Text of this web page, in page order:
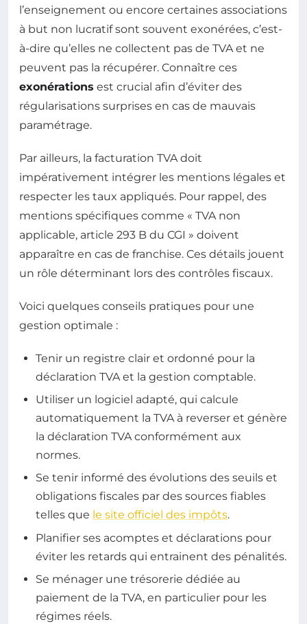
l’enseignement ou encore certaines associations
à but non lucratif sont souvent exonérées, c’est-
à-dire qu’elles ne collectent pas de TVA et ne
peuvent pas la récupérer. Connaître ces
exonérations est crucial afin d’éviter des
régularisations surprises en cas de mauvais
paramétrage.
Par ailleurs, la facturation TVA doit
impérativement intégrer les mentions légales et
respecter les taux appliqués. Pour rappel, des
mentions spécifiques comme « TVA non
applicable, article 293 B du CGI » doivent
apparaître en cas de franchise. Ces détails jouent
un rôle déterminant lors des contrôles fiscaux.
Voici quelques conseils pratiques pour une
gestion optimale :
Tenir un registre clair et ordonné pour la
déclaration TVA et la gestion comptable.
Utiliser un logiciel adapté, qui calcule
automatiquement la TVA à reverser et génère
la déclaration TVA conformément aux
normes.
Se tenir informé des évolutions des seuils et
obligations fiscales par des sources fiables
telles que le site officiel des impôts.
Planifier ses acomptes et déclarations pour
éviter les retards qui entrainent des pénalités.
Se ménager une trésorerie dédiée au
paiement de la TVA, en particulier pour les
régimes réels.